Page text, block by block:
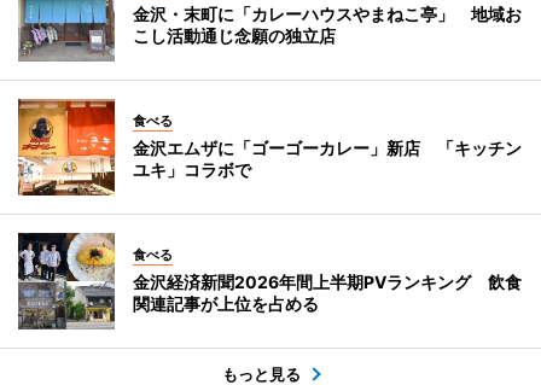
金沢・末町に「カレーハウスやまねこ亭」 地域お
こし活動通じ念願の独立店
食べる
金沢エムザに「ゴーゴーカレー」新店 「キッチン
ユキ」コラボで
食べる
金沢経済新聞2026年間上半期PVランキング 飲食
関連記事が上位を占める
もっと見る